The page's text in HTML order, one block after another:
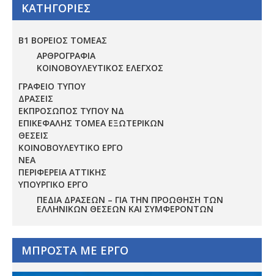
ΚΑΤΗΓΟΡΙΕΣ
Β1 ΒΟΡΕΙΟΣ ΤΟΜΕΑΣ
ΑΡΘΡΟΓΡΑΦΙΑ
ΚΟΙΝΟΒΟΥΛΕΥΤΙΚΟΣ ΕΛΕΓΧΟΣ
ΓΡΑΦΕΙΟ ΤΥΠΟΥ
ΔΡΑΣΕΙΣ
ΕΚΠΡΟΣΩΠΟΣ ΤΥΠΟΥ ΝΔ
ΕΠΙΚΕΦΑΛΗΣ ΤΟΜΕΑ ΕΞΩΤΕΡΙΚΩΝ
ΘΕΣΕΙΣ
ΚΟΙΝΟΒΟΥΛΕΥΤΙΚΟ ΕΡΓΟ
ΝΕΑ
ΠΕΡΙΦΕΡΕΙΑ ΑΤΤΙΚΗΣ
ΥΠΟΥΡΓΙΚΟ ΕΡΓΟ
ΠΕΔΊΑ ΔΡΆΣΕΩΝ – ΓΙΑ ΤΗΝ ΠΡΟΏΘΗΣΗ ΤΩΝ
ΕΛΛΗΝΙΚΏΝ ΘΈΣΕΩΝ ΚΑΙ ΣΥΜΦΕΡΌΝΤΩΝ
ΜΠΡΟΣΤΑ ΜΕ ΕΡΓΟ